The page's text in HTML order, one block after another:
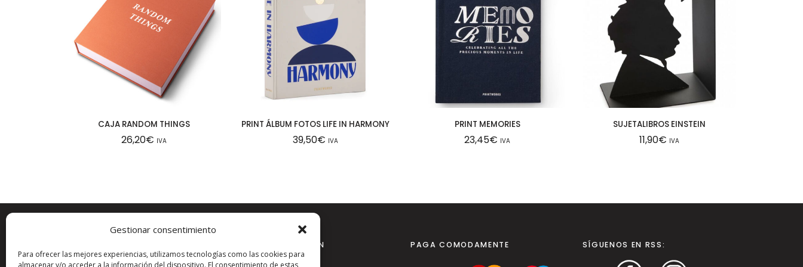
Gestionar consentimiento
Para ofrecer las mejores experiencias, utilizamos tecnologías como las cookies para
almacenar y/o acceder a la información del dispositivo. El consentimiento de estas
CAJA RANDOM THINGS
26,20€ IVA
PRINT ÁLBUM FOTOS LIFE IN HARMONY
39,50€ IVA
PRINT MEMORIES
23,45€ IVA
SUJETALIBROS EINSTEIN
11,90€ IVA
Carrer del Pare Sanahüja, 28
MÁS INFORMACIÓN
Aviso legal
PAGA COMODAMENTE SÍGUENOS EN RSS: